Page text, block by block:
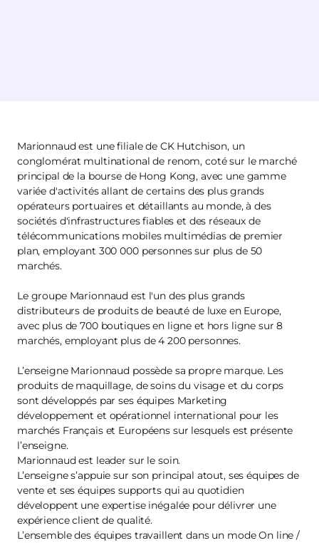
Marionnaud est une filiale de CK Hutchison, un
conglomérat multinational de renom, coté sur le marché
principal de la bourse de Hong Kong, avec une gamme
variée d'activités allant de certains des plus grands
opérateurs portuaires et détaillants au monde, à des
sociétés d'infrastructures fiables et des réseaux de
télécommunications mobiles multimédias de premier
plan, employant 300 000 personnes sur plus de 50
marchés.
Le groupe Marionnaud est l'un des plus grands
distributeurs de produits de beauté de luxe en Europe,
avec plus de 700 boutiques en ligne et hors ligne sur 8
marchés, employant plus de 4 200 personnes.
L’enseigne Marionnaud possède sa propre marque. Les
produits de maquillage, de soins du visage et du corps
sont développés par ses équipes Marketing
développement et opérationnel international pour les
marchés Français et Européens sur lesquels est présente
l’enseigne.
Marionnaud est leader sur le soin.
L’enseigne s’appuie sur son principal atout, ses équipes de
vente et ses équipes supports qui au quotidien
développent une expertise inégalée pour délivrer une
expérience client de qualité.
L’ensemble des équipes travaillent dans un mode On line /